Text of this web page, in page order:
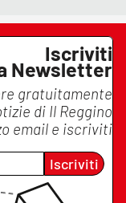
Iscriviti
Newsletter
gratuitamente
di Il Reggino
email e iscriviti
Iscriviti